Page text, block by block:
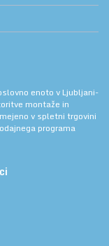
enoto v Ljubljani-
montaže in
v spletni trgovini
programa